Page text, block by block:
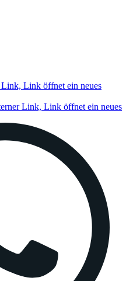
Link öffnet ein neues
Link, Link öffnet ein neues